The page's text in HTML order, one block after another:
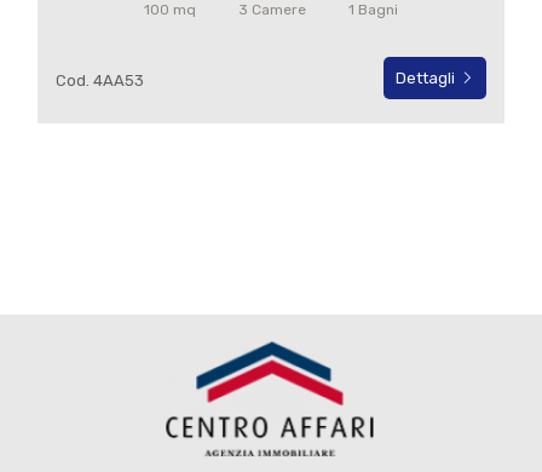
100 mq 3 Camere 1 Bagni
Cod. 4AA53 Dettagli